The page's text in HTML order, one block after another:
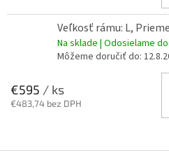
Veľkosť rámu: L,
Na sklade | Odosielame
Môžeme doručiť do:
€595 / ks
€483,74 bez DPH